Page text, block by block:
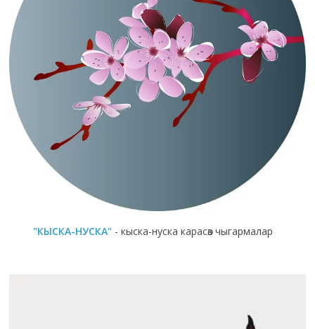
"КЫСКА-НУСКА" - кыска-нуска карасөз чыгармалар